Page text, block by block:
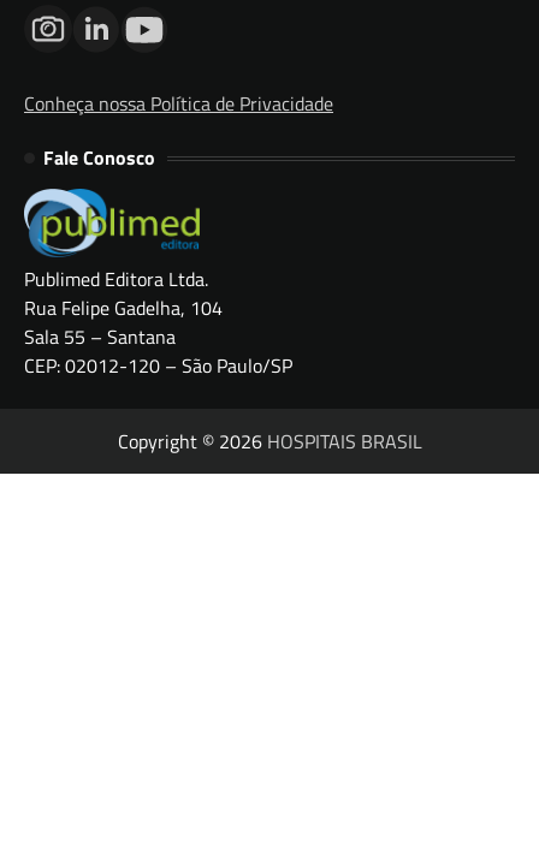
Conheça nossa Política de Privacidade
Fale Conosco
Publimed Editora Ltda.
Rua Felipe Gadelha, 104
Sala 55 – Santana
CEP: 02012-120 – São Paulo/SP
Copyright © 2026 HOSPITAIS BRASIL